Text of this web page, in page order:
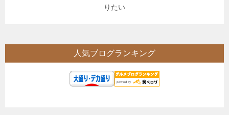
りたい
人気ブログランキング